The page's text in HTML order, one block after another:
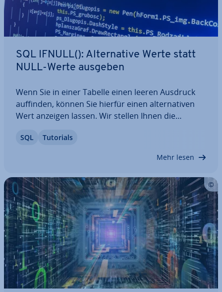
SQL IFNULL(): Al­ter­na­ti­ve Werte statt
NULL-Werte ausgeben
Wenn Sie in einer Tabelle einen leeren Ausdruck
auffinden, können Sie hierfür einen al­ter­na­ti­ven
Wert anzeigen lassen. Wir stellen Ihnen die
Zweck ein­ge­setzt wird. Erfahren Sie, wie die
SQL Tutorials
Mehr lesen